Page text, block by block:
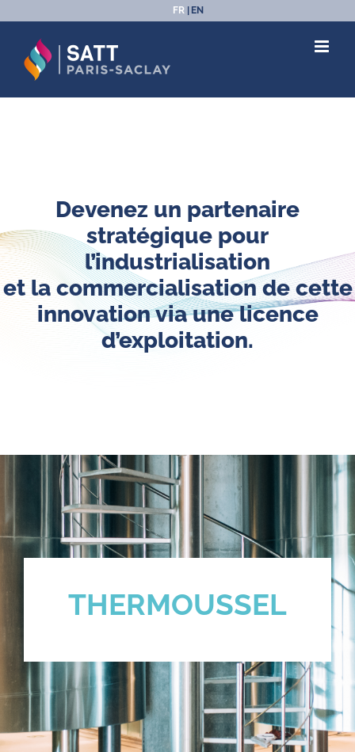
au
contenu
FR EN
Devenez un partenaire
stratégique pour
l’industrialisation
et la commercialisation de cette
innovation via une licence
d’exploitation.
THERMOUSSEL